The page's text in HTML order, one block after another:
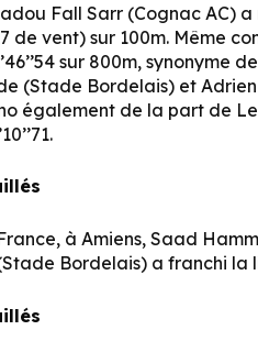
Fall Sarr (Cognac AC)
de vent) sur 100m. Même
sur 800m, synonyme
(Stade Bordelais) et Adrien
également de la part de
à Amiens, Saad
Bordelais) a franchi la